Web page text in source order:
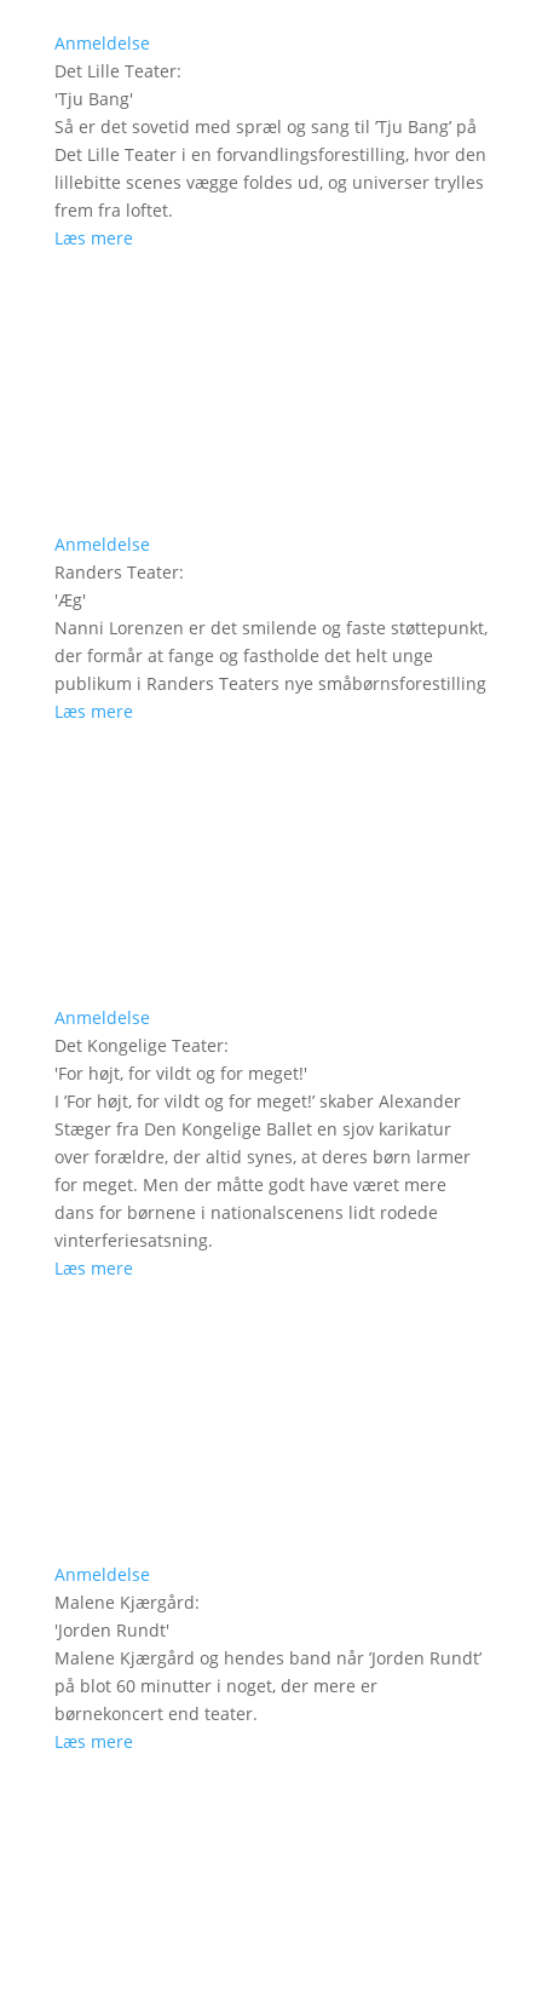
Anmeldelse
Det Lille Teater:
'Tju Bang'
Så er det sovetid med spræl og sang til ’Tju Bang’ på
Det Lille Teater i en forvandlingsforestilling, hvor den
lillebitte scenes vægge foldes ud, og universer trylles
frem fra loftet.
Læs mere
Anmeldelse
Randers Teater:
'Æg'
Nanni Lorenzen er det smilende og faste støttepunkt,
der formår at fange og fastholde det helt unge
publikum i Randers Teaters nye småbørnsforestilling
Læs mere
Anmeldelse
Det Kongelige Teater:
'For højt, for vildt og for meget!'
I ’For højt, for vildt og for meget!’ skaber Alexander
Stæger fra Den Kongelige Ballet en sjov karikatur
over forældre, der altid synes, at deres børn larmer
for meget. Men der måtte godt have været mere
dans for børnene i nationalscenens lidt rodede
vinterferiesatsning.
Læs mere
Anmeldelse
Malene Kjærgård:
'Jorden Rundt'
Malene Kjærgård og hendes band når ’Jorden Rundt’
på blot 60 minutter i noget, der mere er
børnekoncert end teater.
Læs mere